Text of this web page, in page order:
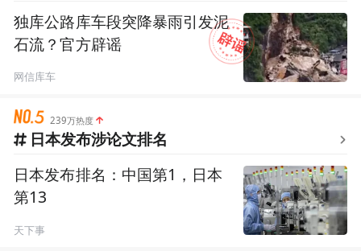
独库公路库车段突降暴雨引发泥
石流？官方辟谣
网信库车
239万热度
日本发布涉论文排名
日本发布排名：中国第1，日本
第13
天下事